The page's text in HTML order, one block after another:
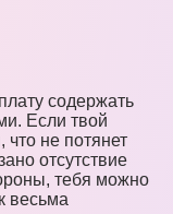
содержать
Если твой
что не потянет
отсутствие
тебя можно
весьма